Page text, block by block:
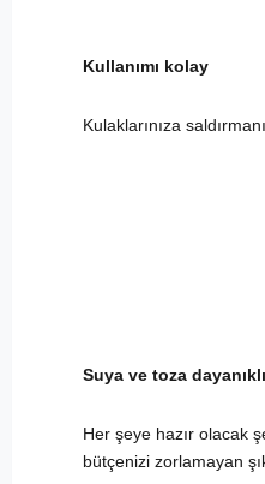
Kullanımı kolay
Kulaklarınıza
Suya ve toza dayanıklı
Her şeye hazır olacak
bütçenizi zorlamayan